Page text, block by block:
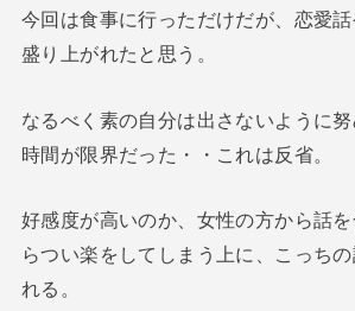
今回は食事に行っただけだが、恋愛
盛り上がれたと思う。
なるべく素の自分は出さないように努
時間が限界だった・・これは反省。
好感度が高いのか、女性の方から話
らつい楽をしてしまう上に、こっち
れる。